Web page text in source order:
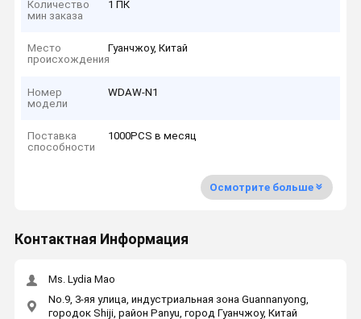
Количество
мин заказа
1 ПК
Место
происхождения
Гуанчжоу, Китай
Номер
модели
WDAW-N1
Поставка
способности
1000PCS в месяц
Осмотрите больше
Контактная Информация
Ms. Lydia Mao
No.9, 3-яя улица, индустриальная зона Guannanyong,
городок Shiji, район Panyu, город Гуанчжоу, Китай